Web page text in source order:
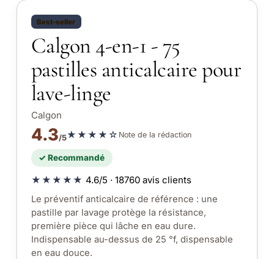
Best-seller
Calgon 4-en-1 - 75
pastilles anticalcaire pour
lave-linge
Calgon
4.3/5★★★★☆ Note de la rédaction
✓ Recommandé
★★★★★ 4.6/5 · 18760 avis clients
Le préventif anticalcaire de référence : une
pastille par lavage protège la résistance,
première pièce qui lâche en eau dure.
Indispensable au-dessus de 25 °f, dispensable
en eau douce.